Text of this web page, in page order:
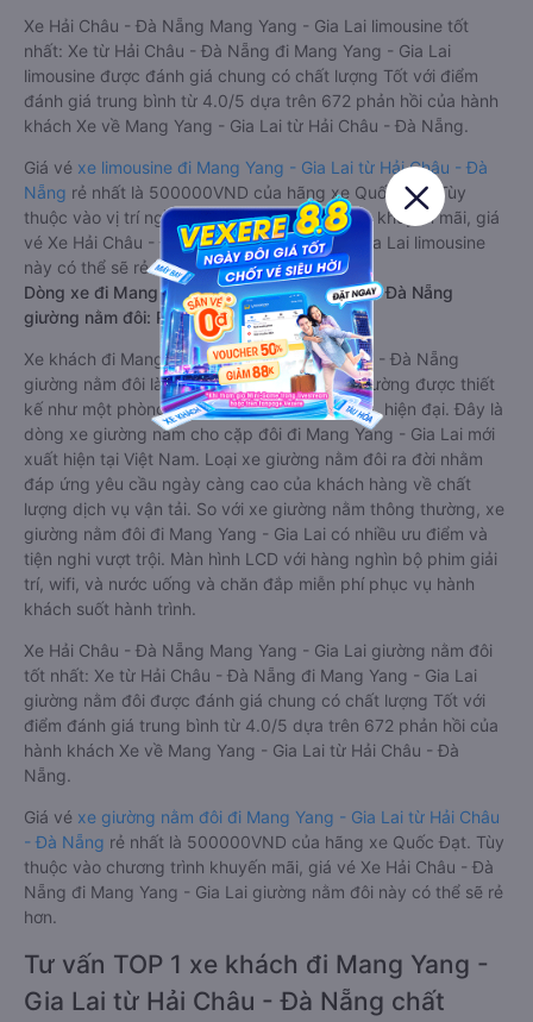
Xe Hải Châu - Đà Nẵng Mang Yang - Gia Lai limousine tốt
nhất: Xe từ Hải Châu - Đà Nẵng đi Mang Yang - Gia Lai
limousine được đánh giá chung có chất lượng Tốt với điểm
đánh giá trung bình từ 4.0/5 dựa trên 672 phản hồi của hành
khách Xe về Mang Yang - Gia Lai từ Hải Châu - Đà Nẵng.
Giá vé xe limousine đi Mang Yang - Gia Lai từ Hải Châu - Đà
Nẵng rẻ nhất là 500000VND của hãng xe Quốc Đạt. Tùy
thuộc vào vị trí ngồi của bạn và chương trình khuyến mãi, giá
vé Xe Hải Châu - Đà Nẵng đi Mang Yang - Gia Lai limousine
này có thể sẽ rẻ hơn
Dòng xe đi Mang Yang - Gia Lai từ Hải Châu - Đà Nẵng
giường nằm đôi: Riêng tư, đầy đủ tiện nghi
Xe khách đi Mang Yang - Gia Lai từ Hải Châu - Đà Nẵng
giường nằm đôi là loại xe đặc biệt. Với mỗi giường được thiết
kế như một phòng ngủ khách sạn sang trọng, hiện đại. Đây là
dòng xe giường nằm cho cặp đôi đi Mang Yang - Gia Lai mới
xuất hiện tại Việt Nam. Loại xe giường nằm đôi ra đời nhằm
đáp ứng yêu cầu ngày càng cao của khách hàng về chất
lượng dịch vụ vận tải. So với xe giường nằm thông thường, xe
giường nằm đôi đi Mang Yang - Gia Lai có nhiều ưu điểm và
tiện nghi vượt trội. Màn hình LCD với hàng nghìn bộ phim giải
trí, wifi, và nước uống và chăn đắp miễn phí phục vụ hành
khách suốt hành trình.
Xe Hải Châu - Đà Nẵng Mang Yang - Gia Lai giường nằm đôi
tốt nhất: Xe từ Hải Châu - Đà Nẵng đi Mang Yang - Gia Lai
giường nằm đôi được đánh giá chung có chất lượng Tốt với
điểm đánh giá trung bình từ 4.0/5 dựa trên 672 phản hồi của
hành khách Xe về Mang Yang - Gia Lai từ Hải Châu - Đà
Nẵng.
Giá vé xe giường nằm đôi đi Mang Yang - Gia Lai từ Hải Châu
- Đà Nẵng rẻ nhất là 500000VND của hãng xe Quốc Đạt. Tùy
thuộc vào chương trình khuyến mãi, giá vé Xe Hải Châu - Đà
Nẵng đi Mang Yang - Gia Lai giường nằm đôi này có thể sẽ rẻ
hơn.
Tư vấn TOP 1 xe khách đi Mang Yang -
Gia Lai từ Hải Châu - Đà Nẵng chất